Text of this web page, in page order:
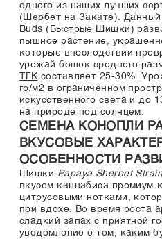
одного из наших лучших
(Шербет на Закате).
Buds (Быстрые Шишки)
пышное растение,
которые впоследствии
урожай бошек среднего
ТГК составляет 25-30%.
гр/м2 в ограниченном
искусственного света и до
на природе под солнцем.
СЕМЕНА КОНОПЛИ
ВКУСОВЫЕ
ОСОБЕННОСТИ
Шишки Papaya Sherbet
вкусом каннабиса
цитрусовыми нотками,
при вдохе. Во время роста
сладкий запах с приятной
уведомление о том, каким